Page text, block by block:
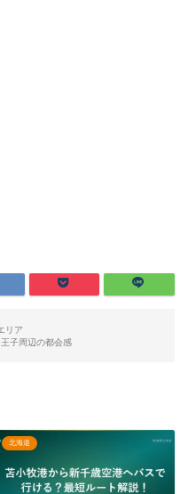
リア
子周辺の都会感
北海道